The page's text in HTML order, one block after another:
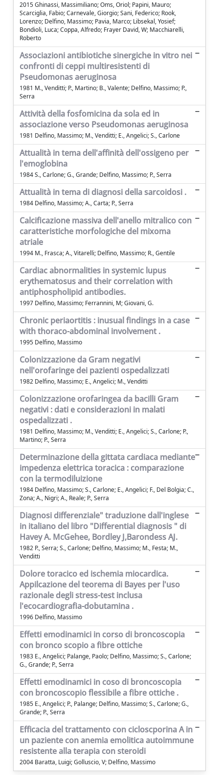
2015 Ghinassi, Massimiliano; Oms, Oriol; Papini, Mauro;
Scarciglia, Fabio; Carnevale, Giorgio; Sani, Federico; Rook,
Lorenzo; Delfino, Massimo; Pavia, Marco; Libsekal, Yosief;
Bondioli, Luca; Coppa, Alfredo; Frayer David, W; Macchiarelli,
Roberto
Associazioni antibiotiche sinergiche in vitro nei
confronti di ceppi multiresistenti di
Pseudomonas aeruginosa
1981 M., Venditti; P., Martino; B., Valente; Delfino, Massimo; P.,
Serra
Attività della fosfomicina da sola ed in
associazione verso Pseudomonas aeruginosa
1981 Delfino, Massimo; M., Venditti; E., Angelici; S., Carlone
Attualità in tema dell'affinità dell'ossigeno per
l'emoglobina
1984 S., Carlone; G., Grande; Delfino, Massimo; P., Serra
Attualità in tema di diagnosi della sarcoidosi .
1984 Delfino, Massimo; A., Carta; P., Serra
Calcificazione massiva dell'anello mitralico con
caratteristiche morfologiche del mixoma
atriale
1994 M., Frasca; A., Vitarelli; Delfino, Massimo; R., Gentile
Cardiac abnormalities in systemic lupus
erythematosus and their correlation with
antiphospholipid antibodies.
1997 Delfino, Massimo; Ferrannini, M; Giovani, G.
Chronic periaortitis : inusual findings in a case
with thoraco-abdominal involvement .
1995 Delfino, Massimo
Colonizzazione da Gram negativi
nell'orofaringe dei pazienti ospedalizzati
1982 Delfino, Massimo; E., Angelici; M., Venditti
Colonizzazione orofaringea da bacilli Gram
negativi : dati e considerazioni in malati
ospedalizzati .
1981 Delfino, Massimo; M., Venditti; E., Angelici; S., Carlone; P.,
Martino; P., Serra
Determinazione della gittata cardiaca mediante
impedenza elettrica toracica : comparazione
con la termodiluizione
1984 Delfino, Massimo; S., Carlone; E., Angelici; F., Del Bolgia; C.,
Zona; A., Nigri; A., Reale; P., Serra
Diagnosi differenziale" traduzione dall'inglese
in italiano del libro "Differential diagnosis " di
Havey A. McGehee, Bordley J,Barondess AJ.
1982 P., Serra; S., Carlone; Delfino, Massimo; M., Festa; M.,
Venditti
Dolore toracico ed ischemia miocardica.
Appilcazione del teorema di Bayes per l'uso
razionale degli stress-test inclusa
l'ecocardiografia-dobutamina .
1996 Delfino, Massimo
Effetti emodinamici in corso di broncoscopia
con bronco scopio a fibre ottiche
1983 E., Angelici; Palange, Paolo; Delfino, Massimo; S., Carlone;
G., Grande; P., Serra
Effetti emodinamici in coso di broncoscopia
con broncoscopio flessibile a fibre ottiche .
1985 E., Angelici; P., Palange; Delfino, Massimo; S., Carlone; G.,
Grande; P., Serra
Efficacia del trattamento con cicloscporina A in
un paziente con anemia emolitica autoimmune
resistente alla terapia con steroidi
2004 Baratta, Luigi; Golluscio, V; Delfino, Massimo